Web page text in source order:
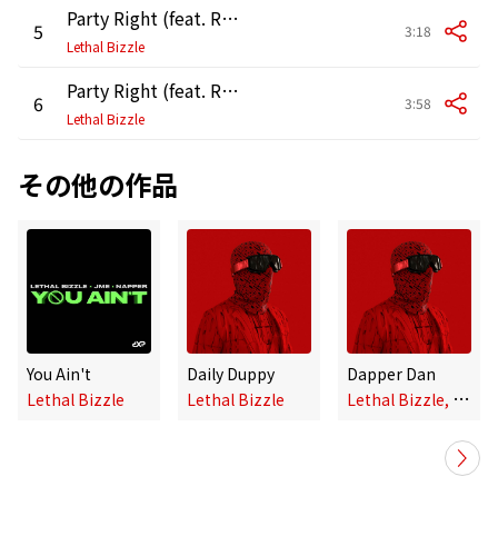
5 Party Right (feat. Ruby Goe) [Charlie Traplin Remix]
Lethal Bizzle
3:18
6 Party Right (feat. Ruby Goe) [Opal City Remix]
Lethal Bizzle
3:58
その他の作品
You Ain't
Lethal Bizzle
Daily Duppy
Lethal Bizzle
Dapper Dan
L
ethal Bizzle, Giggs & A9Dbo Fundz